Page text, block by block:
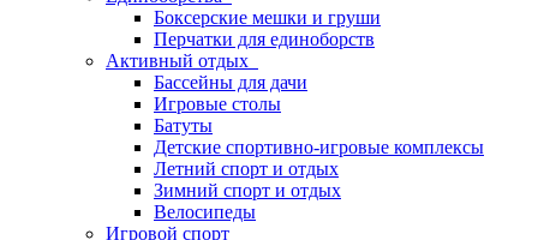
Боксерские мешки и груши
Перчатки для единоборств
Активный отдых
Бассейны для дачи
Игровые столы
Батуты
Детские спортивно-игровые комплексы
Летний спорт и отдых
Зимний спорт и отдых
Велосипеды
Игровой спорт